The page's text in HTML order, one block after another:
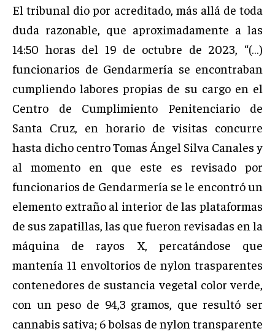
El tribunal dio por acreditado, más allá de toda
duda razonable, que aproximadamente a las
14:50 horas del 19 de octubre de 2023, “(…)
funcionarios de Gendarmería se encontraban
cumpliendo labores propias de su cargo en el
Centro de Cumplimiento Penitenciario de
Santa Cruz, en horario de visitas concurre
hasta dicho centro Tomas Ángel Silva Canales y
al momento en que este es revisado por
funcionarios de Gendarmería se le encontró un
elemento extraño al interior de las plataformas
de sus zapatillas, las que fueron revisadas en la
máquina de rayos X, percatándose que
mantenía 11 envoltorios de nylon trasparentes
contenedores de sustancia vegetal color verde,
con un peso de 94,3 gramos, que resultó ser
cannabis sativa; 6 bolsas de nylon transparente